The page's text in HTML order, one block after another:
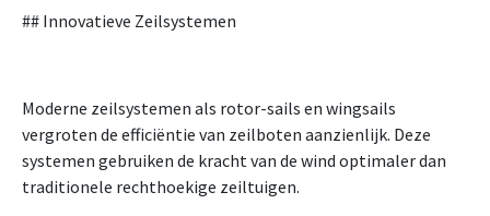
## Innovatieve Zeilsystemen
Moderne zeilsystemen als rotor-sails en wingsails
vergroten de efficiëntie van zeilboten aanzienlijk. Deze
systemen gebruiken de kracht van de wind optimaler dan
traditionele rechthoekige zeiltuigen.